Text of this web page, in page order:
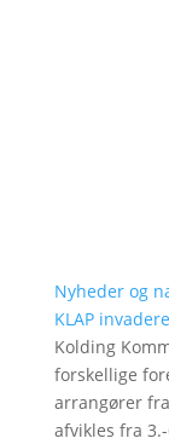
Nyheder og
KLAP
Kolding
forskellige
arrangører
afvikles fra